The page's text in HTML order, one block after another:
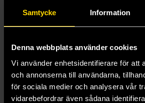
Samtycke Information
Denna webbplats använder cookies
Vi använder enhetsidentifierare för att
och annonserna till användarna,
för sociala medier och analysera vår
vidarebefordrar även sådana
With the power of its trillion linked minds,
the Fenris, Ottanger and his companions
galaxy-altering battle . . .
Mer från Neal